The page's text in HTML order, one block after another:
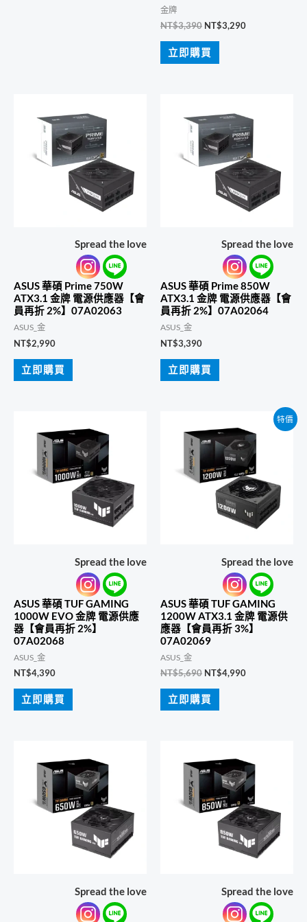
金牌
NT$3,390 原
價
格：
NT$3,290目
立即購買
Spread the love
ASUS 華碩 Prime 750W
ATX3.1 金牌 電源供應器【會
員再折 2%】07A02063
ASUS_金
NT$2,990
立即購買
Spread the love
ASUS 華碩 Prime 850W
ATX3.1 金牌 電源供應器【會
員再折 2%】07A02064
ASUS_金
NT$3,390
立即購買
Spread the love
ASUS 華碩 TUF GAMING
1000W EVO 金牌 電源供應
器【會員再折 2%】
07A02068
ASUS_金
NT$4,390
立即購買
特價
Spread the love
ASUS 華碩 TUF GAMING
1200W ATX3.1 金牌 電源供
應器【會員再折 3%】
07A02069
ASUS_金
NT$5,690 原
價
格：
NT$4,990目
立即購買
Spread the love Spread the love